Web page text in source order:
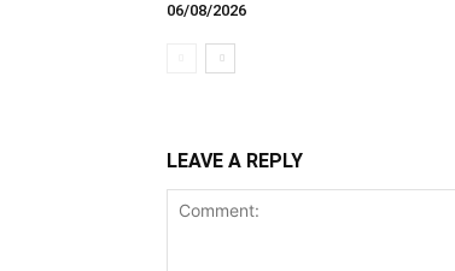
06/08/2026
LEAVE A REPLY